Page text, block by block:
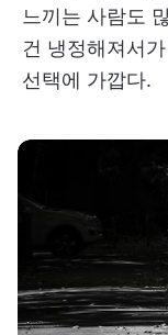
느끼는 사람도
건 냉정해져서
선택에 가깝다.